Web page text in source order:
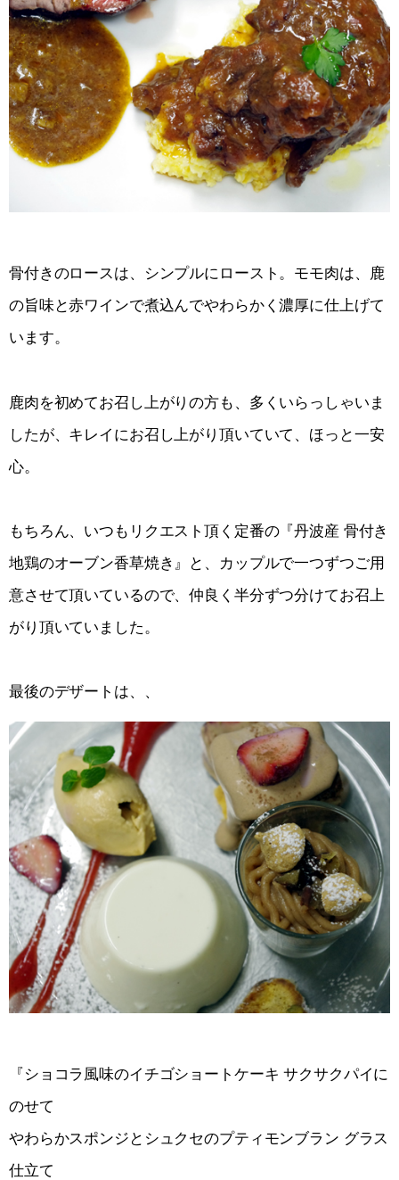
骨付きのロースは、シンプルにロースト。モモ肉は、鹿
の旨味と赤ワインで煮込んでやわらかく濃厚に仕上げて
います。
鹿肉を初めてお召し上がりの方も、多くいらっしゃいま
したが、キレイにお召し上がり頂いていて、ほっと一安
心。
もちろん、いつもリクエスト頂く定番の『丹波産 骨付き
地鶏のオーブン香草焼き』と、カップルで一つずつご用
意させて頂いているので、仲良く半分ずつ分けてお召上
がり頂いていました。
最後のデザートは、、
『ショコラ風味のイチゴショートケーキ サクサクパイに
のせて
やわらかスポンジとシュクセのプティモンブラン グラス
仕立て